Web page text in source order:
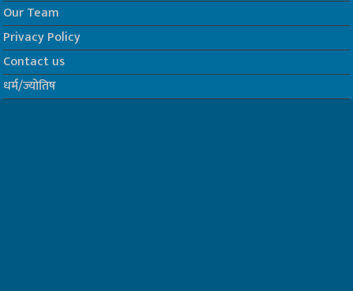
Our Team
Privacy Policy
Contact us
धर्म/ज्योतिष